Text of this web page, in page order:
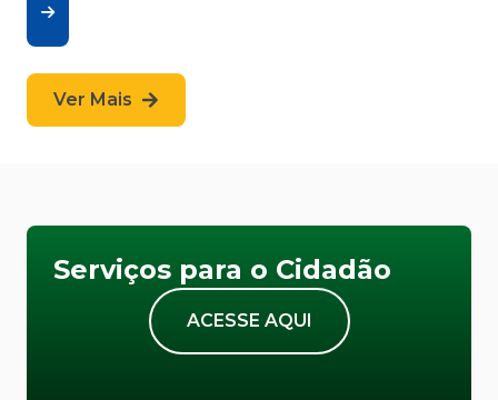
Ver Mais
Serviços para o Cidadão
ACESSE AQUI